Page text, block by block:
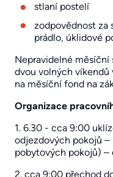
stlaní postelí
zodpovědnost za
prádlo, úklidové
Nepravidelné
dvou volných víkendů
na měsíční fond na
Organizace
1. 6.30 - cca 9:00
odjezdových pokojů
pobytových pokojů) –
2. cca 9:00 přechod